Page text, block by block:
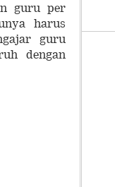
guru per
harus
guru
dengan